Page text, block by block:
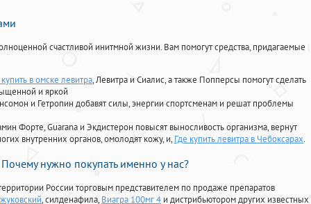
счастливой инитмной жизни. Вам помогут средства, придагаемые
в омске левитра, Левитра и Сиалис, а также Попперсы помогут сделать
и яркой
и Гетропин добавят силы, энергии спортсменам и решат проблемы
Форте, Guarana и Экдистерон повысят выносливость организма, вернут
внутренних органов, омолодят кожу, и, Где купить левитра в Чебоксарах.
нужно покупать именно у нас?
России торговым представителем по продаже препаратов
, силденафила, Виагра 100мг 4 и дистрибьютором других известных